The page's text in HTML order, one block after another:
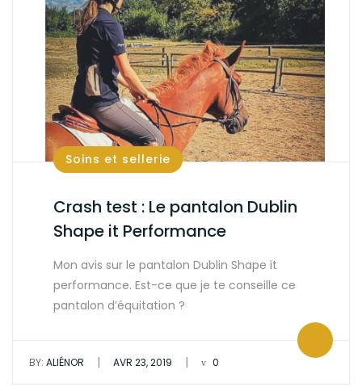
Soins et sellerie
Crash test : Le pantalon Dublin
Shape it Performance
Mon avis sur le pantalon Dublin Shape it
performance. Est-ce que je te conseille ce
pantalon d’équitation ?
BY: ALIÉNOR | AVR 23, 2019 | 0